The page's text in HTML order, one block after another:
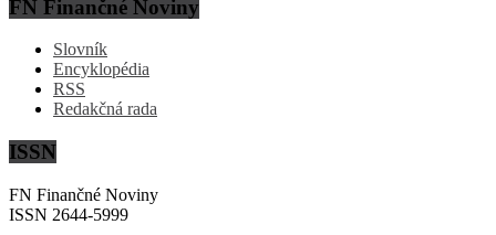
FN Finančné Noviny
Slovník
Encyklopédia
RSS
Redakčná rada
ISSN
FN Finančné Noviny
ISSN 2644-5999